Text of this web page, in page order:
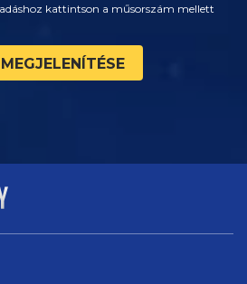
kattintson a műsorszám mellett